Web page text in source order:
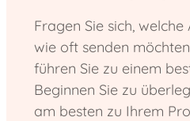
Fragen Sie sich,
wie oft senden
führen Sie zu einem
Beginnen Sie zu
am besten zu Ihrem